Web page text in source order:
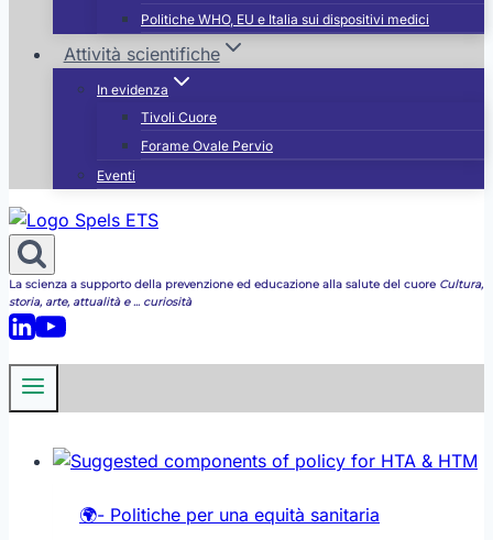
Politiche WHO, EU e Italia sui dispositivi medici
Attività scientifiche
In evidenza
Tivoli Cuore
Forame Ovale Pervio
Eventi
La scienza a supporto della prevenzione ed educazione alla salute del cuore Cultura,
storia, arte, attualità e ... curiosità
🌍- Politiche per una equità sanitaria